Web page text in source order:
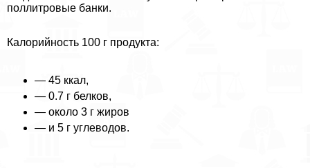
поллитровые банки.
Калорийность 100 г продукта:
— 45 ккал,
— 0.7 г белков,
— около 3 г жиров
— и 5 г углеводов.